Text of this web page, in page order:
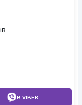
В VIBER